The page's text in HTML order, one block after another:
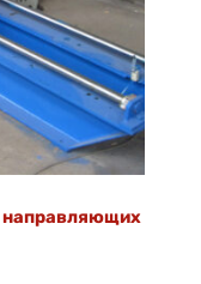
направляющих